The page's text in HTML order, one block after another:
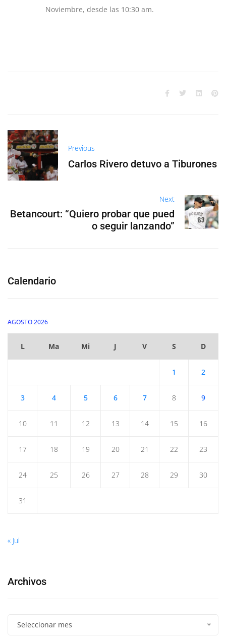
Noviembre, desde las 10:30 am.
Previous
Carlos Rivero detuvo a Tiburones
Next
Betancourt: “Quiero probar que pued
o seguir lanzando”
Calendario
AGOSTO 2026
L Ma Mi J V S D
1 2
3 4 5 6 7 8 9
10 11 12 13 14 15 16
17 18 19 20 21 22 23
24 25 26 27 28 29 30
31
« Jul
Archivos
Seleccionar mes